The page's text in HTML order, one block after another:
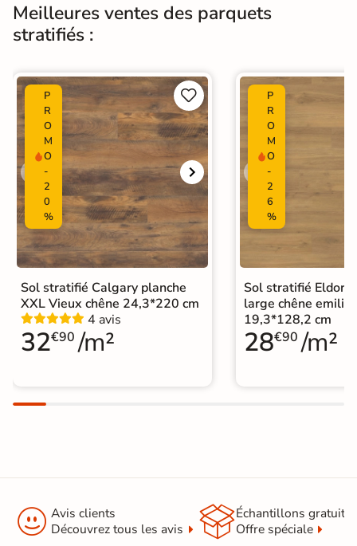
d’utilisation.
Entretien
Facile à entretenir : habituellement
nettoyés à sec avec un chiffon ou
serpillère, les sols stratifiés peuvent
aussi être nettoyés à l’eau avec
produits de base neutres.
Origine Allemagne
Format Simplifié
Parquet
20x130 cm
Catégories
Sol stratifié bois naturel|
Sol stratifié bois foncé
Meilleures ventes des parquets
stratifiés :
P
R
O
M
O
-
2
0
%


Sol stratifié Calgary planche
XXL Vieux chêne 24,3*220 cm
4 avis
32€90 /m²
P
R
O
M
O
-
2
6
%
Sol stratifié
large chêne emilia
19,3*128,2 cm
28€90 /m²
 Avis clients
Découvrez tous les avis
Échantillons gratuit
Offre spéciale